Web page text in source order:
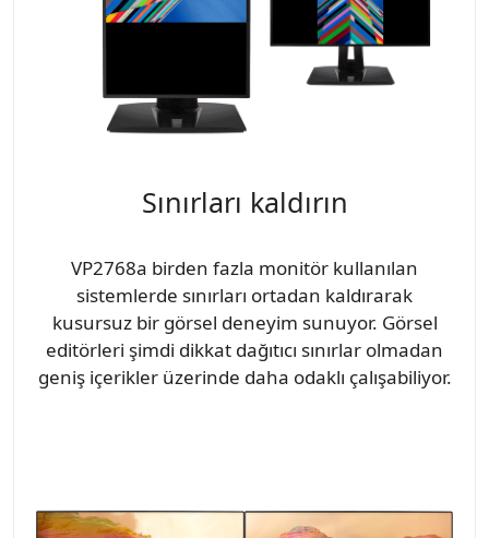
Sınırları kaldırın
VP2768a birden fazla monitör kullanılan
sistemlerde sınırları ortadan kaldırarak
kusursuz bir görsel deneyim sunuyor. Görsel
editörleri şimdi dikkat dağıtıcı sınırlar olmadan
geniş içerikler üzerinde daha odaklı çalışabiliyor.